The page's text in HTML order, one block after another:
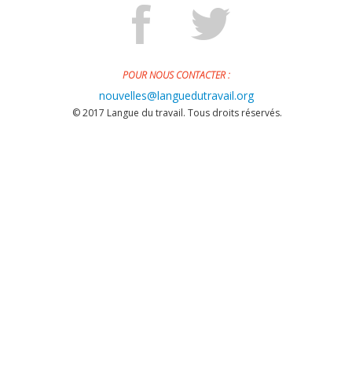
POUR NOUS CONTACTER :
nouvelles@languedutravail.org
© 2017 Langue du travail. Tous droits réservés.